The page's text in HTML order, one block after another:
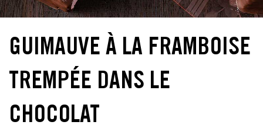
GUIMAUVE À LA FRAMBOISE
TREMPÉE DANS LE
CHOCOLAT